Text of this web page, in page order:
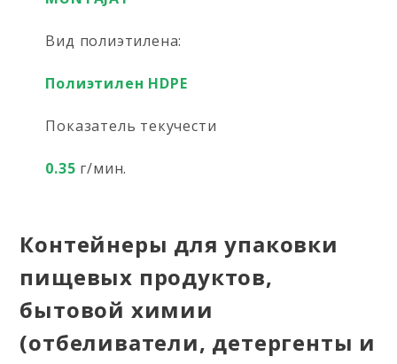
Вид полиэтилена:
Полиэтилен HDPE
Показатель текучести
0.35 г/мин.
Контейнеры для упаковки
пищевых продуктов,
бытовой химии
(отбеливатели, детергенты и